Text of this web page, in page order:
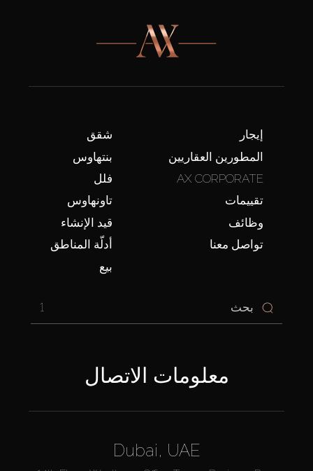
شقق
بنتهاوس
فلل
تاونهاوس
قيد الإنشاء
أدلّة المناطق
بيع
إيجار
المطورين العقاريين
AX CORPORATE
تقييمات
وظائف
تواصل معنا
1
معلومات الاتصال
Dubai, UAE